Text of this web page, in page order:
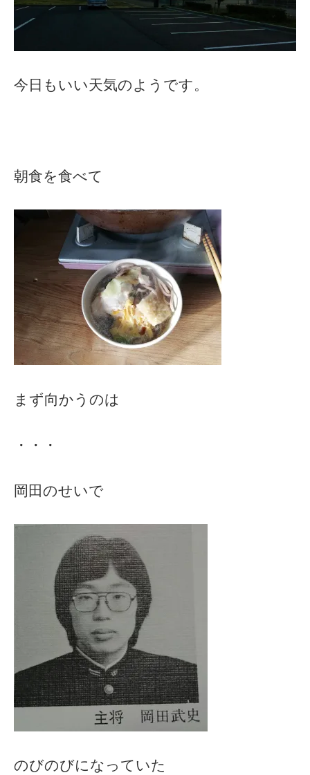
今日もいい天気のようです。
朝食を食べて
まず向かうのは
・・・
岡田のせいで
のびのびになっていた